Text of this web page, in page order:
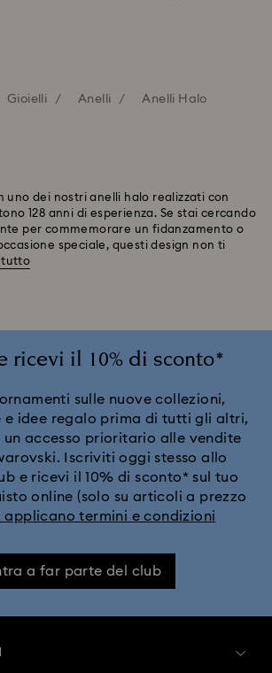
Gioielli Anelli Anelli Halo
uno dei nostri anelli halo realizzati con
128 anni di esperienza. Se stai cercando
per commemorare un fidanzamento o
speciale, questi design non ti
tutto
ricevi il 10% di sconto*
sulle nuove collezioni,
e idee regalo prima di tutti gli altri,
un accesso prioritario alle vendite
Iscriviti oggi stesso allo
e ricevi il 10% di sconto* sul tuo
online (solo su articoli a prezzo
applicano termini e condizioni
a far parte del club